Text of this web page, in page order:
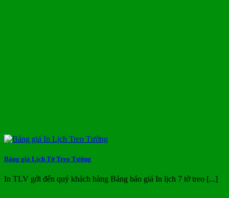
Bảng giá Lịch Tờ Treo Tường
In TLV gởi đến quý khách hàng Bảng báo giá In lịch 7 tờ treo [...]